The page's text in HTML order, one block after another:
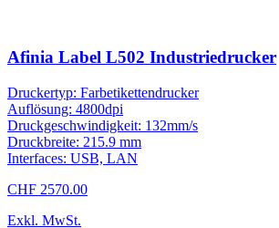
Afinia Label L502 Industriedrucker
Druckertyp: Farbetikettendrucker
Auflösung: 4800dpi
Druckgeschwindigkeit: 132mm/s
Druckbreite: 215.9 mm
Interfaces: USB, LAN
CHF 2570.00
Exkl. MwSt.